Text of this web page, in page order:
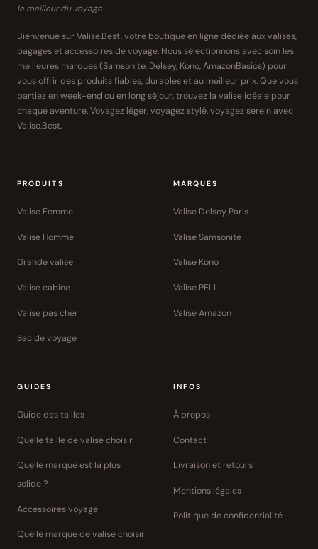
le meilleur du voyage
Bienvenue sur Valise.Best, votre boutique en ligne dédiée aux valises,
bagages et accessoires de voyage. Nous sélectionnons avec soin les
meilleures marques (Samsonite, Delsey, Kono, AmazonBasics) pour
vous offrir des produits fiables, durables et au meilleur prix. Que vous
partiez en week-end ou en long séjour, trouvez la valise idéale pour
chaque aventure. Voyagez léger, voyagez stylé, voyagez serein avec
Valise.Best.
PRODUITS
Valise Femme
Valise Homme
Grande valise
Valise cabine
Valise pas cher
Sac de voyage
MARQUES
Valise Delsey Paris
Valise Samsonite
Valise Kono
Valise PELI
Valise Amazon
GUIDES
Guide des tailles
Quelle taille de valise choisir
Quelle marque est la plus
solide ?
Accessoires voyage
Quelle marque de valise choisir
INFOS
À propos
Contact
Livraison et retours
Mentions légales
Politique de confidentialité